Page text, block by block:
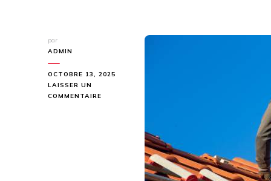
par
ADMIN
OCTOBRE 13, 2025
LAISSER UN
COMMENTAIRE
RÉGULIÈREMENT